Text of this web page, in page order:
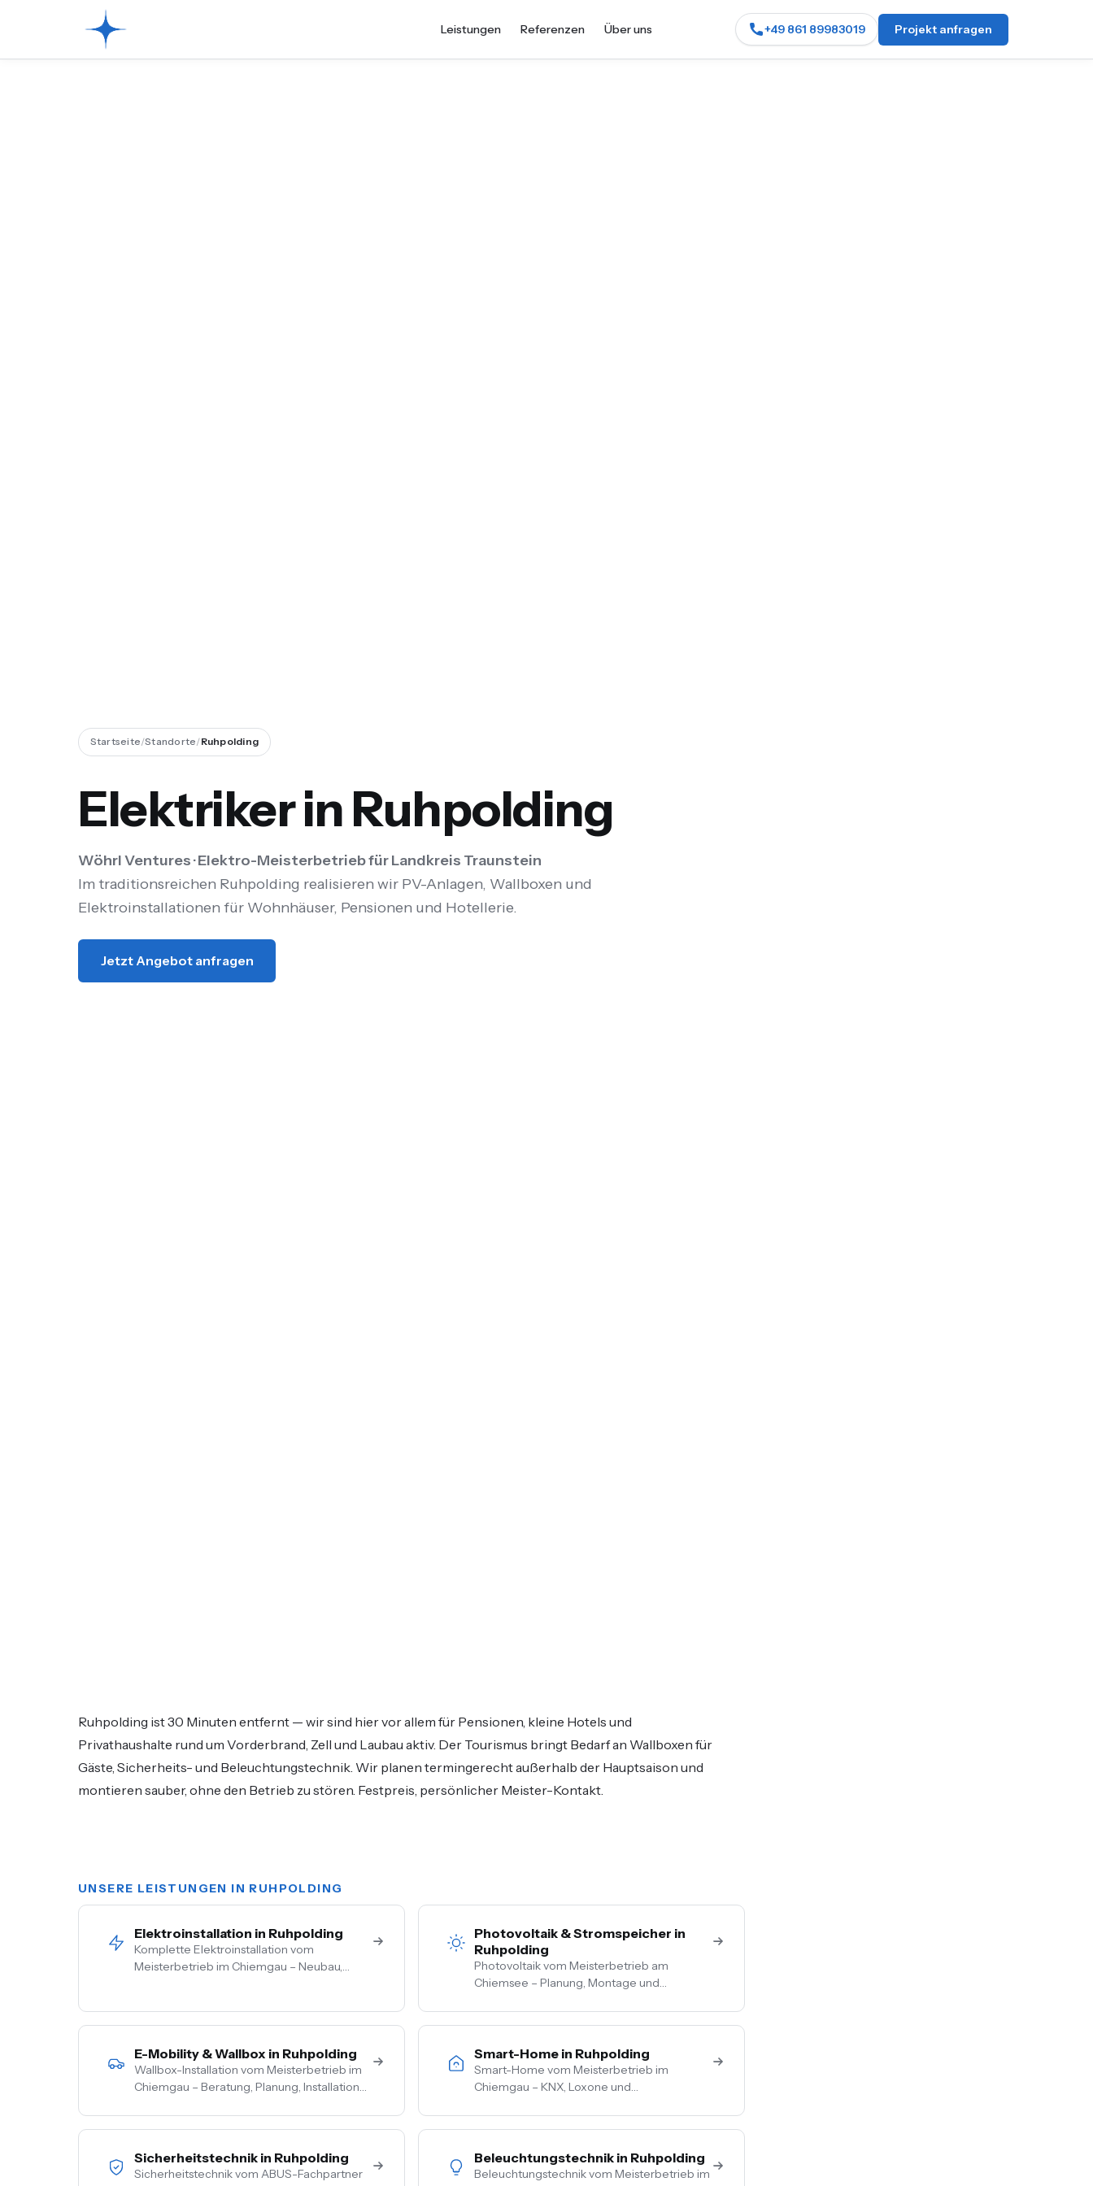
Leistungen Referenzen Über uns +49 861 89983019 Projekt anfragen
Startseite/Standorte/Ruhpolding
Elektriker in Ruhpolding
Wöhrl Ventures · Elektro-Meisterbetrieb für Landkreis Traunstein
Im traditionsreichen Ruhpolding realisieren wir PV-Anlagen, Wallboxen und
Elektroinstallationen für Wohnhäuser, Pensionen und Hotellerie.
Jetzt Angebot anfragen
Ruhpolding ist 30 Minuten entfernt — wir sind hier vor allem für Pensionen, kleine Hotels und
Privathaushalte rund um Vorderbrand, Zell und Laubau aktiv. Der Tourismus bringt Bedarf an Wallboxen für
Gäste, Sicherheits- und Beleuchtungstechnik. Wir planen termingerecht außerhalb der Hauptsaison und
montieren sauber, ohne den Betrieb zu stören. Festpreis, persönlicher Meister-Kontakt.
UNSERE LEISTUNGEN IN RUHPOLDING
Elektroinstallation in Ruhpolding
Komplette Elektroinstallation vom
Meisterbetrieb im Chiemgau – Neubau,
Photovoltaik & Stromspeicher in
Ruhpolding
Photovoltaik vom Meisterbetrieb am
Chiemsee – Planung, Montage und
Vor-Ort-Termin, Nullsteuer auf
E-Mobility & Wallbox in Ruhpolding
Wallbox-Installation vom Meisterbetrieb im
Chiemgau – Beratung, Planung, Installation
Überschussladen, Lastmanagement,
Smart-Home in Ruhpolding
Smart-Home vom Meisterbetrieb im
Chiemgau – KNX, Loxone und
Licht, Heizung, Beschattung und Sicherheit
Sicherheitstechnik in Ruhpolding
Sicherheitstechnik vom ABUS-Fachpartner
Beleuchtungstechnik in Ruhpolding
Beleuchtungstechnik vom Meisterbetrieb im